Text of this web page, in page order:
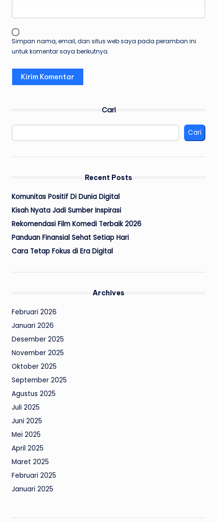
Simpan nama, email, dan situs web saya pada peramban ini
untuk komentar saya berikutnya.
Cari
Cari
Recent Posts
Komunitas Positif Di Dunia Digital
Kisah Nyata Jadi Sumber Inspirasi
Rekomendasi Film Komedi Terbaik 2026
Panduan Finansial Sehat Setiap Hari
Cara Tetap Fokus di Era Digital
Archives
Februari 2026
Januari 2026
Desember 2025
November 2025
Oktober 2025
September 2025
Agustus 2025
Juli 2025
Juni 2025
Mei 2025
April 2025
Maret 2025
Februari 2025
Januari 2025